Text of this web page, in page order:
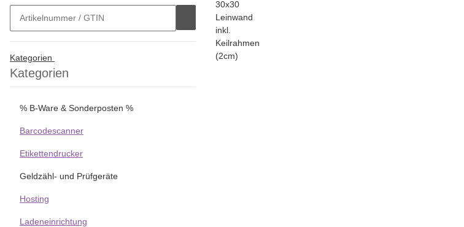
Kategorien
Kategorien
% B-Ware & Sonderposten %
Barcodescanner
Etikettendrucker
Geldzähl- und Prüfgeräte
Hosting
Ladeneinrichtung